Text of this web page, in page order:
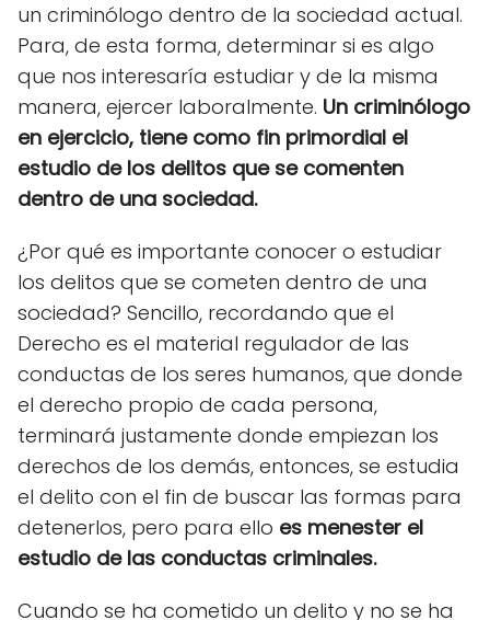
un criminólogo dentro de la sociedad actual.
Para, de esta forma, determinar si es algo
que nos interesaría estudiar y de la misma
manera, ejercer laboralmente. Un criminólogo
en ejercicio, tiene como fin primordial el
estudio de los delitos que se comenten
dentro de una sociedad.
¿Por qué es importante conocer o estudiar
los delitos que se cometen dentro de una
sociedad? Sencillo, recordando que el
Derecho es el material regulador de las
conductas de los seres humanos, que donde
el derecho propio de cada persona,
terminará justamente donde empiezan los
derechos de los demás, entonces, se estudia
el delito con el fin de buscar las formas para
detenerlos, pero para ello es menester el
estudio de las conductas criminales.
Cuando se ha cometido un delito y no se ha